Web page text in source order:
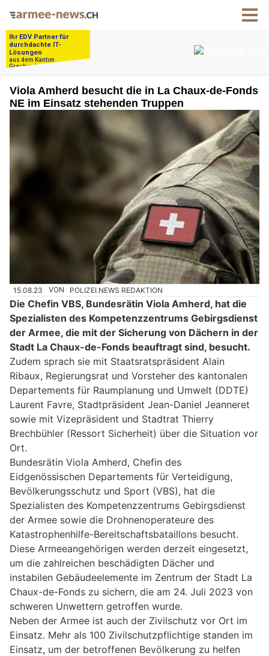
Viola Amherd besucht die in La Chaux-de-Fonds
NE im Einsatz stehenden Truppen
15.08.23 VON POLIZEI.NEWS REDAKTION
Die Chefin VBS, Bundesrätin Viola Amherd, hat die
Spezialisten des Kompetenzzentrums Gebirgsdienst
der Armee, die mit der Sicherung von Dächern in der
Stadt La Chaux-de-Fonds beauftragt sind, besucht.
Zudem sprach sie mit Staatsratspräsident Alain
Ribaux, Regierungsrat und Vorsteher des kantonalen
Departements für Raumplanung und Umwelt (DDTE)
Laurent Favre, Stadtpräsident Jean-Daniel Jeanneret
sowie mit Vizepräsident und Stadtrat Thierry
Brechbühler (Ressort Sicherheit) über die Situation vor
Ort.
Bundesrätin Viola Amherd, Chefin des
Eidgenössischen Departements für Verteidigung,
Bevölkerungsschutz und Sport (VBS), hat die
Spezialisten des Kompetenzzentrums Gebirgsdienst
der Armee sowie die Drohnenoperateure des
Katastrophenhilfe-Bereitschaftsbataillons besucht.
Diese Armeeangehörigen werden derzeit eingesetzt,
um die zahlreichen beschädigten Dächer und
instabilen Gebäudeelemente im Zentrum der Stadt La
Chaux-de-Fonds zu sichern, die am 24. Juli 2023 von
schweren Unwettern getroffen wurde.
Neben der Armee ist auch der Zivilschutz vor Ort im
Einsatz. Mehr als 100 Zivilschutzpflichtige standen im
Einsatz, um der betroffenen Bevölkerung zu helfen